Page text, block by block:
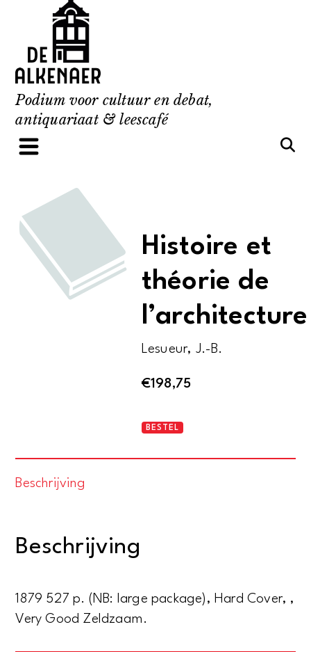
content
Podium voor cultuur en debat,
antiquariaat & leescafé
Histoire et
théorie de
l’architecture
Lesueur, J.-B.
€198,75
Histoire
BESTEL
Beschrijving
Beschrijving
1879 527 p. (NB: large package), Hard Cover, ,
Very Good Zeldzaam.